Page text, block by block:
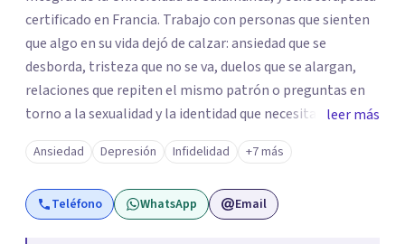
certificado en Francia. Trabajo con personas que sienten
que algo en su vida dejó de calzar: ansiedad que se
desborda, tristeza que no se va, duelos que se alargan,
relaciones que repiten el mismo patrón o preguntas en
torno a la sexualidad y la identidad que necesitan un
espacio seguro para ser habladas. Mi orientación teórica
integra una mirada Humanista-Relacional con Terapia
Breve, donde el modo en que te vinculas ocupa un lugar
central: cómo te relacionas contigo, con las demás
leer más
Ansiedad Depresión Infidelidad +7 más
Teléfono WhatsApp Email